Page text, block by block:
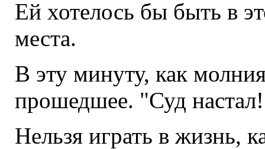
Ей хотелось бы быть в
места.
В эту минуту, как
прошедшее. "Суд настал!
Нельзя играть в жизнь,